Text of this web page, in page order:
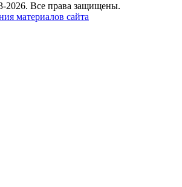
2026. Все права защищены.
материалов сайта